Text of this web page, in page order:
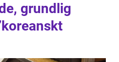
grundlig